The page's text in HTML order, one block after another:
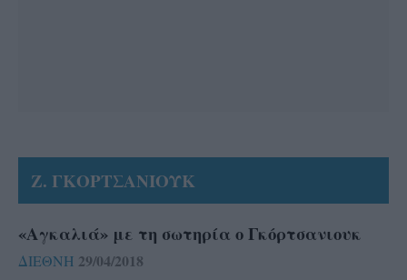
Ζ. ΓΚΟΡΤΣΑΝΙΟΥΚ
«Αγκαλιά» με τη σωτηρία ο Γκόρτσανιουκ
ΔΙΕΘΝΗ 29/04/2018